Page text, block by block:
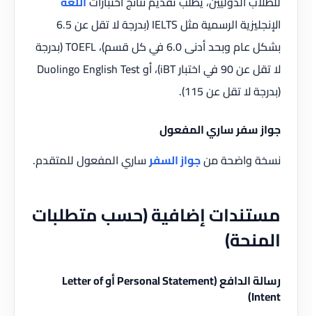
الإنجليزية الرسمية مثل IELTS (بدرجة لا تقل عن 6.5
بشكل عام وبحد أدنى 6.0 في كل قسم)، TOEFL (بدرجة
لا تقل عن 90 في اختبار iBT)، أو Duolingo English Test
(بدرجة لا تقل عن 115).
جواز سفر ساري المفعول
نسخة واضحة منجواز السفرساري المفعول للمتقدم.
مستندات إضافية (حسب متطلبات
المنحة)
رسالة الدافع (Personal Statement أو Letter of
Intent)